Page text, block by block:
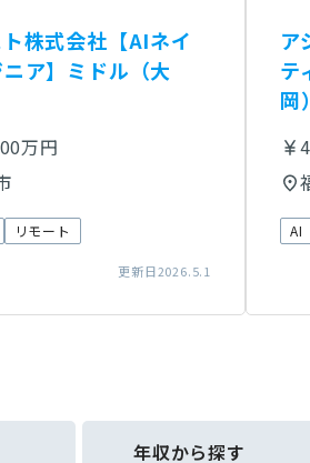
株式会社【AIネイ
ア】ミドル（大
万円
リモート
更新日2026.5.1
ア
テ
岡）
AI
年収から探す